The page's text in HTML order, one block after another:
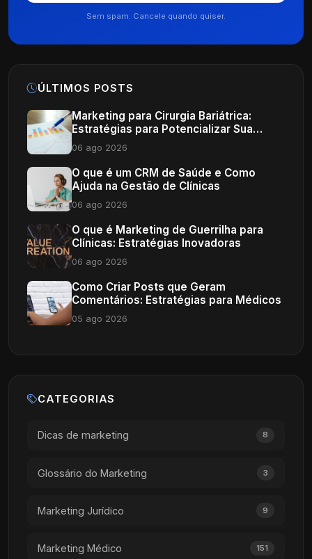
Sem spam. Cancele quando quiser.
ÚLTIMOS POSTS
Marketing para Cirurgia Bariátrica:
Estratégias para Potencializar Sua
Clínica
06 ago 2026
O que é um CRM de Saúde e Como
Ajuda na Gestão de Clínicas
06 ago 2026
O que é Marketing de Guerrilha para
Clínicas: Estratégias Inovadoras
06 ago 2026
Como Criar Posts que Geram
Comentários: Estratégias para Médicos
05 ago 2026
CATEGORIAS
Dicas de marketing 8
Glossário do Marketing 3
Marketing Jurídico 9
Marketing Médico 151